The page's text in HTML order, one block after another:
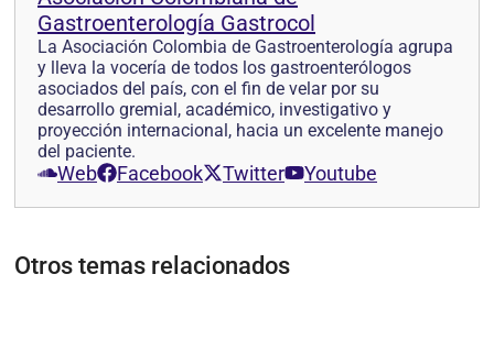
Gastroenterología Gastrocol
La Asociación Colombia de Gastroenterología agrupa
y lleva la vocería de todos los gastroenterólogos
asociados del país, con el fin de velar por su
desarrollo gremial, académico, investigativo y
proyección internacional, hacia un excelente manejo
del paciente.
Web Facebook Twitter Youtube
Otros temas relacionados